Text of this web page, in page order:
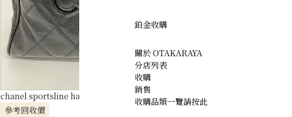
chanel sportsline handbag
參考回收價
鉑金收購
關於 OTAKARAYA
分店列表
收購
銷售
收購品類一覽請按此